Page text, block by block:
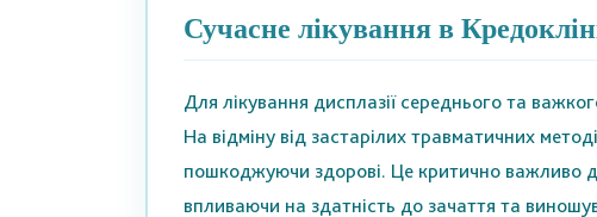
Сучасне лікування в
Для лікування дисплазії середнього та
На відміну від застарілих травматичних
пошкоджуючи здорові. Це критично важливо
впливаючи на здатність до зачаття та